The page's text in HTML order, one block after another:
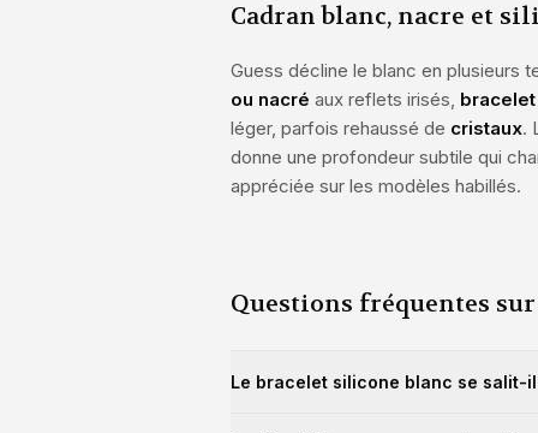
Cadran blanc, nacre et
Guess décline le blanc en plusieurs
ou nacré aux reflets irisés,
léger, parfois rehaussé de cristaux.
donne une profondeur subtile qui
appréciée sur les modèles habillés.
Questions fréquentes
Le bracelet silicone blanc se salit-